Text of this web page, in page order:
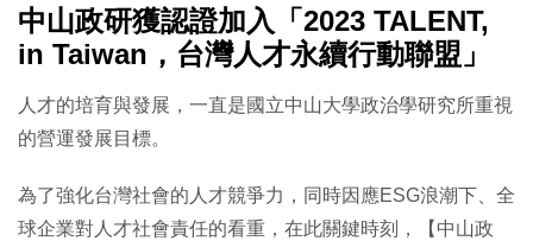
中山政研獲認證加入「2023 TALENT,
in Taiwan，台灣人才永續行動聯盟」
人才的培育與發展，一直是國立中山大學政治學研究所重視
的營運發展目標。
為了強化台灣社會的人才競爭力，同時因應ESG浪潮下、全
球企業對人才社會責任的看重，在此關鍵時刻，【中山政